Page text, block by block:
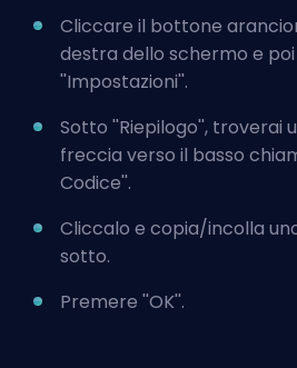
Cliccare il bottone
destra dello schermo e
''Impostazioni''.
Sotto ''Riepilogo'', troverai
freccia verso il basso
Codice''.
Cliccalo e copia/incolla
sotto.
Premere ''OK''.